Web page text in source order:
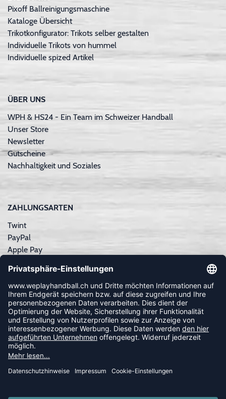
Pixoff Ballreinigungsmaschine
Kataloge Übersicht
Trikotkonfigurator: Trikots selber gestalten
Individuelle Trikots von hummel
Individuelle spized Artikel
ÜBER UNS
WPH & HS24 - Ein Team im Schweizer Handball
Unser Store
Newsletter
Gutscheine
Nachhaltigkeit und Soziales
ZAHLUNGSARTEN
Twint
PayPal
Apple Pay
Kreditkarte
Rechnungskauf
NEWSLETTER
FOLLOW US